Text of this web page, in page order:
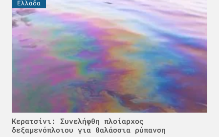
Ελλάδα
Κερατσίνι: Συνελήφθη πλοίαρχος
δεξαμενόπλοιου για θαλάσσια ρύπανση